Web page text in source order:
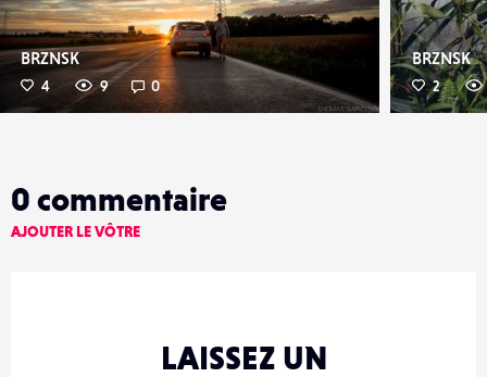
BRZNSK
4 9 0
BRZNSK
2
0 commentaire
AJOUTER LE VÔTRE
LAISSEZ UN